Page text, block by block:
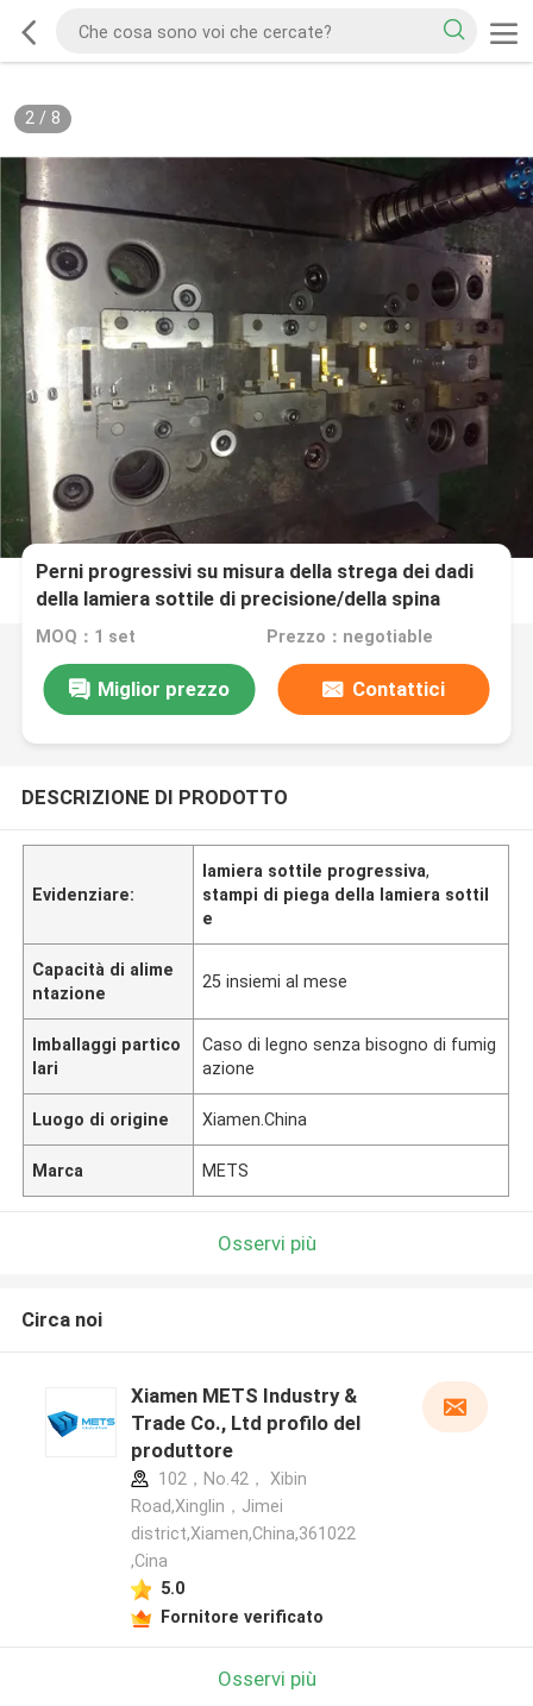
2/ 8
Perni progressivi su misura della strega dei dadi
della lamiera sottile di precisione/della spina
contattore degli incavi
MOQ：1 set Prezzo：negotiable
Miglior prezzo Contattici
DESCRIZIONE DI PRODOTTO
Evidenziare:
lamiera sottile progressiva,
stampi di piega della lamiera sottil
e
Capacità di alime
ntazione
25 insiemi al mese
Imballaggi partico
lari
Caso di legno senza bisogno di fumig
azione
Luogo di origine Xiamen.China
Marca METS
Osservi più
Circa noi
Xiamen METS Industry &
Trade Co., Ltd profilo del
produttore
102，No.42， Xibin
Road,Xinglin，Jimei
district,Xiamen,China,361022
,Cina
5.0
Fornitore verificato
Osservi più